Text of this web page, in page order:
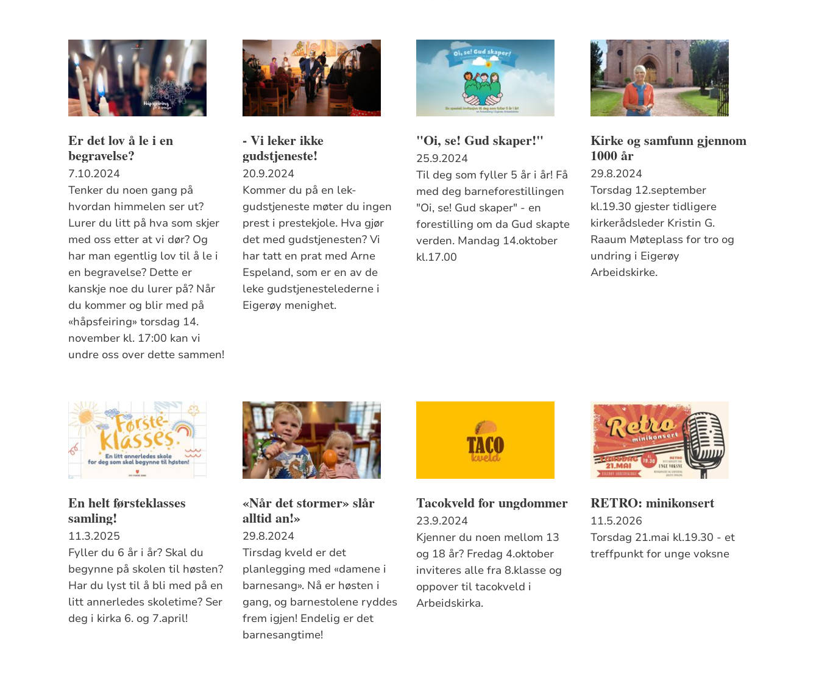
Er det lov å le i en
begravelse?
7.10.2024
Tenker du noen gang på
hvordan himmelen ser ut?
Lurer du litt på hva som skjer
med oss etter at vi dør? Og
har man egentlig lov til å le i
en begravelse? Dette er
kanskje noe du lurer på? Når
du kommer og blir med på
«håpsfeiring» torsdag 14.
november kl. 17:00 kan vi
undre oss over dette sammen!
- Vi leker ikke
gudstjeneste!
20.9.2024
Kommer du på en lek-
gudstjeneste møter du ingen
prest i prestekjole. Hva gjør
det med gudstjenesten? Vi
har tatt en prat med Arne
Espeland, som er en av de
leke gudstjenestelederne i
Eigerøy menighet.
"Oi, se! Gud skaper!"
25.9.2024
Til deg som fyller 5 år i år! Få
med deg barneforestillingen
"Oi, se! Gud skaper" - en
forestilling om da Gud skapte
verden. Mandag 14.oktober
kl.17.00
Kirke og samfunn gjennom
1000 år
29.8.2024
Torsdag 12.september
kl.19.30 gjester tidligere
kirkerådsleder Kristin G.
Raaum Møteplass for tro og
undring i Eigerøy
Arbeidskirke.
En helt førsteklasses
samling!
11.3.2025
Fyller du 6 år i år? Skal du
begynne på skolen til høsten?
Har du lyst til å bli med på en
litt annerledes skoletime? Ser
deg i kirka 6. og 7.april!
«Når det stormer» slår
alltid an!»
29.8.2024
Tirsdag kveld er det
planlegging med «damene i
barnesang». Nå er høsten i
gang, og barnestolene ryddes
frem igjen! Endelig er det
barnesangtime!
Tacokveld for ungdommer
23.9.2024
Kjenner du noen mellom 13
og 18 år? Fredag 4.oktober
inviteres alle fra 8.klasse og
oppover til tacokveld i
Arbeidskirka.
RETRO: minikonsert
11.5.2026
Torsdag 21.mai kl.19.30 - et
treffpunkt for unge voksne